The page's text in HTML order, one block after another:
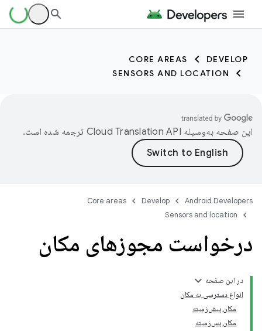
DEVELOP
CORE AREAS
SENSORS AND LOCATION
این صفحه به‌وسیله ترجمه شده است.
Android Developers
Develop
Core areas
Sensors and location
درخواست مجوزهای مکان
در این صفحه
انواع دسترسی به مکان
مکان پیش‌زمینه
مکان پس‌زمینه